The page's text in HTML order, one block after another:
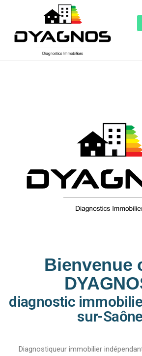
Bienvenue
diagnostic
sur-Saône
Diagnostiqueur immobilier